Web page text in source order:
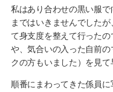
私はあり合わせの黒い服
まではいきませんでした
て身支度を整えて行った
や、気合いの入った自前
クの方もいました）を見て
順番にまわってきた係員